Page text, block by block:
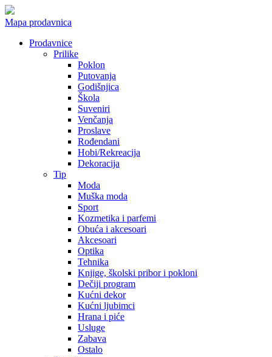
Mapa prodavnica
Prodavnice
Prilike
Poklon
Putovanja
Godišnjica
Škola
Suveniri
Venčanja
Proslave
Rođendani
Hobi/Rekreacija
Dekoracija
Tip
Moda
Muška moda
Sport
Kozmetika i parfemi
Obuća i akcesoari
Akcesoari
Optika
Tehnika
Knjige, školski pribor i pokloni
Dečiji program
Kućni dekor
Kućni ljubimci
Hrana i piće
Usluge
Zabava
Ostalo